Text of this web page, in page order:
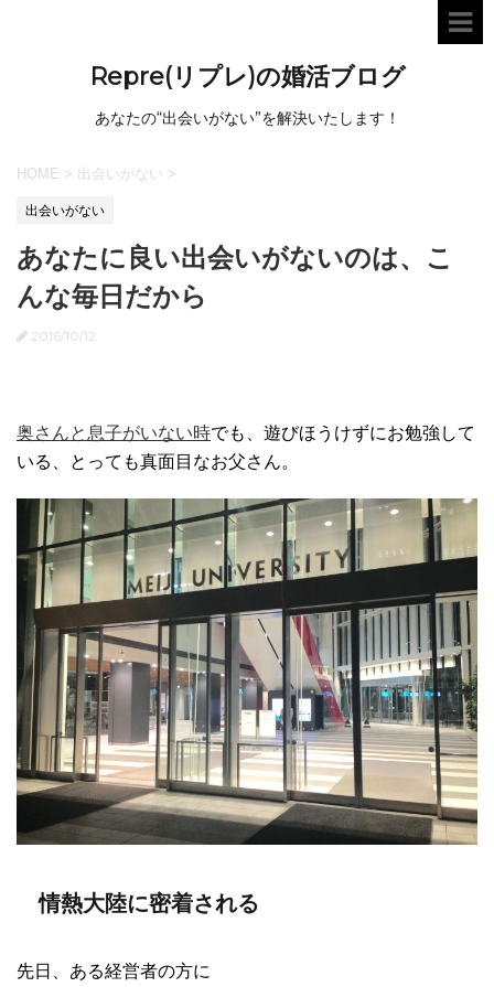
Repre(リプレ)の婚活ブログ
あなたの“出会いがない”を解決いたします！
HOME > 出会いがない >
出会いがない
あなたに良い出会いがないのは、こ
んな毎日だから
2016/10/12
奥さんと息子がいない時でも、遊びほうけずにお勉強して
いる、とっても真面目なお父さん。
情熱大陸に密着される
先日、ある経営者の方に